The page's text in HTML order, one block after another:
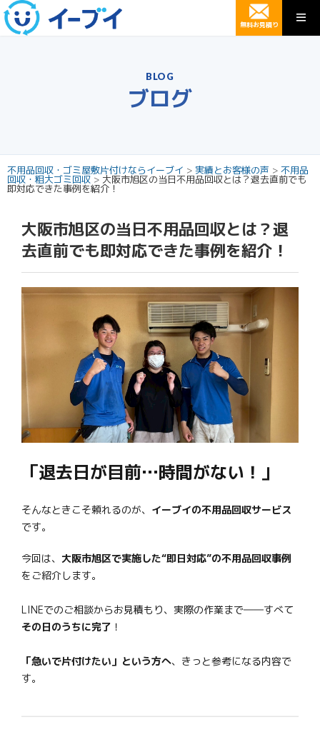
無料お見積り
BLOG
ブログ
不用品回収・ゴミ屋敷片付けならイーブイ > 実績とお客様の声 > 不用品
回収・粗大ゴミ回収 > 大阪市旭区の当日不用品回収とは？退去直前でも
即対応できた事例を紹介！
大阪市旭区の当日不用品回収とは？退
去直前でも即対応できた事例を紹介！
「退去日が目前…時間がない！」
そんなときこそ頼れるのが、 イーブイの不用品回収サービス
です。
今回は、 大阪市旭区で実施した“即日対応”の不用品回収事例
をご紹介します。
LINEでのご相談からお見積もり、実際の作業まで――すべて
その日のうちに完了 ！
「急いで片付けたい」という方へ、きっと参考になる内容で
す。